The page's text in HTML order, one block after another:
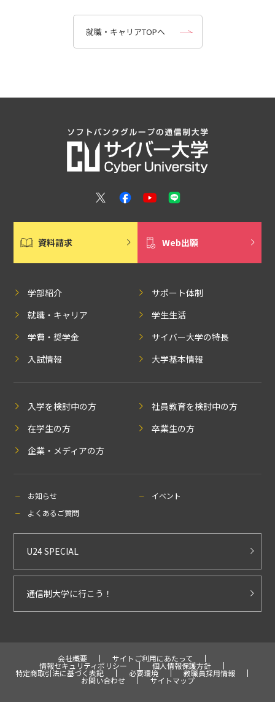
就職・キャリアTOPへ
資料請求 Web出願
学部紹介
サポート体制
就職・キャリア
学生生活
学費・奨学金
サイバー大学の特長
入試情報
大学基本情報
入学を検討中の方
社員教育を検討中の方
在学生の方
卒業生の方
企業・メディアの方
お知らせ
イベント
よくあるご質問
U24 SPECIAL
通信制大学に行こう！
会社概要 サイトご利用にあたって
情報セキュリティポリシー 個人情報保護方針
特定商取引法に基づく表記 必要環境 教職員採用情報
お問い合わせ サイトマップ